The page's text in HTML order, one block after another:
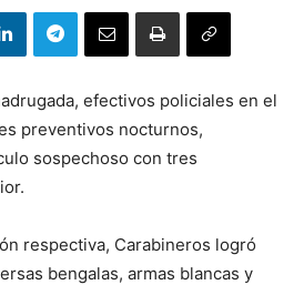
efectivos policiales en el
preventivos nocturnos,
sospechoso con tres
respectiva, Carabineros logró
bengalas, armas blancas y